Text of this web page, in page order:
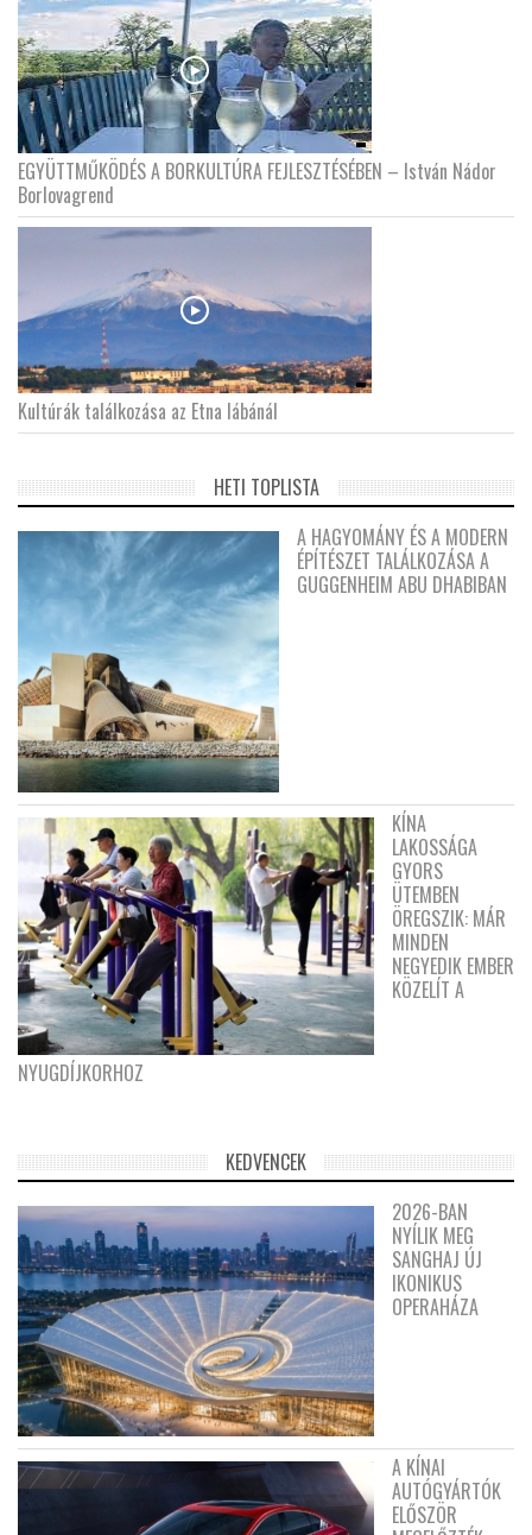
EGYÜTTMŰKÖDÉS A BORKULTÚRA FEJLESZTÉSÉBEN – István Nádor
Borlovagrend
Kultúrák találkozása az Etna lábánál
HETI TOPLISTA
A HAGYOMÁNY ÉS A MODERN
ÉPÍTÉSZET TALÁLKOZÁSA A
GUGGENHEIM ABU DHABIBAN
KÍNA
LAKOSSÁGA
GYORS
ÜTEMBEN
ÖREGSZIK: MÁR
MINDEN
NEGYEDIK EMBER
KÖZELÍT A
NYUGDÍJKORHOZ
KEDVENCEK
2026-BAN
NYÍLIK MEG
SANGHAJ ÚJ
IKONIKUS
OPERAHÁZA
A KÍNAI
AUTÓGYÁRTÓK
ELŐSZÖR